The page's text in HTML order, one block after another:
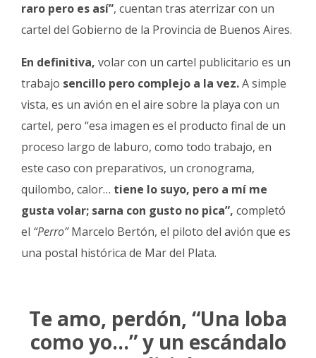
raro pero es así”, cuentan tras aterrizar con un
cartel del Gobierno de la Provincia de Buenos Aires.
En definitiva, volar con un cartel publicitario es un
trabajo sencillo pero complejo a la vez.A simple
vista, es un avión en el aire sobre la playa con un
cartel, pero “esa imagen es el producto final de un
proceso largo de laburo, como todo trabajo, en
este caso con preparativos, un cronograma,
quilombo, calor… tiene lo suyo, pero a mí me
gusta volar; sarna con gusto no pica”, completó
el “Perro”Marcelo Bertón, el piloto del avión que es
una postal histórica de Mar del Plata.
Te amo, perdón, “Una loba
como yo…” y un escándalo